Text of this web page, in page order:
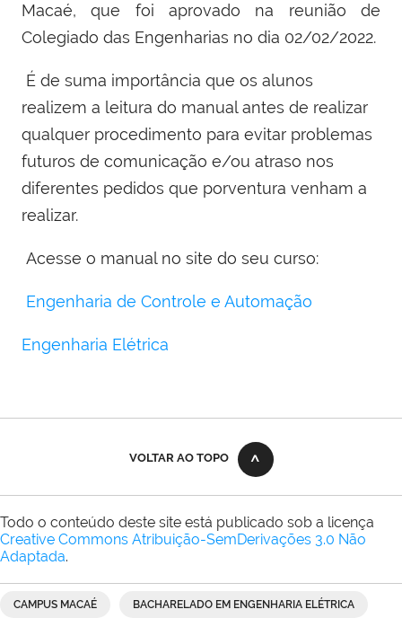
Macaé, que foi aprovado na reunião de
Colegiado das Engenharias no dia 02/02/2022.
É de suma importância que os alunos
realizem a leitura do manual antes de realizar
qualquer procedimento para evitar problemas
futuros de comunicação e/ou atraso nos
diferentes pedidos que porventura venham a
realizar.
Acesse o manual no site do seu curso:
Engenharia de Controle e Automação
Engenharia Elétrica
VOLTAR AO TOPO
Todo o conteúdo deste site está publicado sob a licença
Creative Commons Atribuição-SemDerivações 3.0 Não
Adaptada.
CAMPUS MACAÉ BACHARELADO EM ENGENHARIA ELÉTRICA